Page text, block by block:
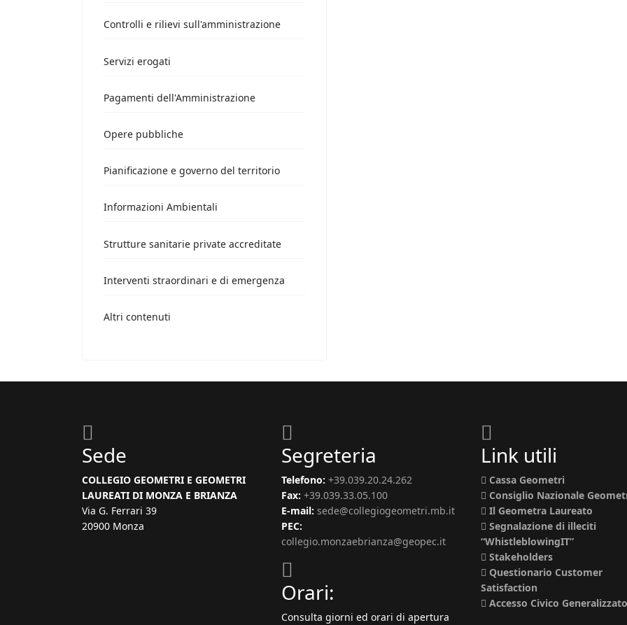
Controlli e rilievi sull'amministrazione
Servizi erogati
Pagamenti dell'Amministrazione
Opere pubbliche
Pianificazione e governo del territorio
Informazioni Ambientali
Strutture sanitarie private accreditate
Interventi straordinari e di emergenza
Altri contenuti
Sede
COLLEGIO GEOMETRI E GEOMETRI
LAUREATI DI MONZA E BRIANZA
Via G. Ferrari 39
20900 Monza
Segreteria
Telefono: +39.039.20.24.262
Fax: +39.039.33.05.100
E-mail: sede@collegiogeometri.mb.it
PEC:
collegio.monzaebrianza@geopec.it
Orari:
Consulta giorni ed orari di apertura
Link utili
Cassa Geometri
Consiglio Nazionale
Il Geometra Laureato
Segnalazione di illeciti
“WhistleblowingIT”
Stakeholders
Questionario Customer
Satisfaction
Accesso Civico Generalizzato